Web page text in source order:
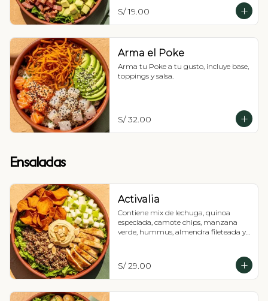
S/ 19.00
Arma el Poke
Arma tu Poke a tu gusto, incluye base,
toppings y salsa.
S/ 32.00
Ensaladas
Activalia
Contiene mix de lechuga, quinoa
especiada, camote chips, manzana
verde, hummus, almendra fileteada y
S/ 29.00